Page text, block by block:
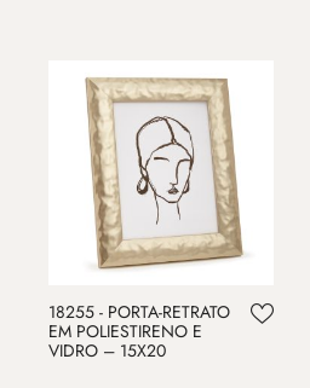
18255 - PORTA-RETRATO
EM POLIESTIRENO E
VIDRO – 15X20